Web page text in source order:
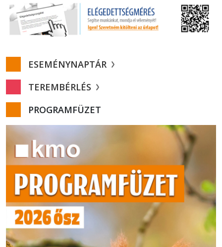
ESEMÉNYNAPTÁR
TEREMBÉRLÉS
PROGRAMFÜZET